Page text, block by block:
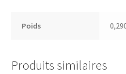
Poids
Produits similaires